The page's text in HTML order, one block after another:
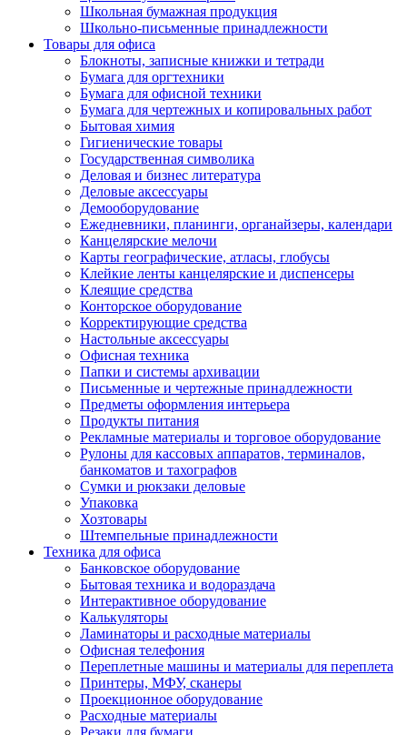
Школьная бумажная продукция
Школьно-письменные принадлежности
Товары для офиса
Блокноты, записные книжки и тетради
Бумага для оргтехники
Бумага для офисной техники
Бумага для чертежных и копировальных работ
Бытовая химия
Гигиенические товары
Государственная символика
Деловая и бизнес литература
Деловые аксессуары
Демооборудование
Ежедневники, планинги, органайзеры, календари
Канцелярские мелочи
Карты географические, атласы, глобусы
Клейкие ленты канцелярские и диспенсеры
Клеящие средства
Конторское оборудование
Корректирующие средства
Настольные аксессуары
Офисная техника
Папки и системы архивации
Письменные и чертежные принадлежности
Предметы оформления интерьера
Продукты питания
Рекламные материалы и торговое оборудование
Рулоны для кассовых аппаратов, терминалов,
банкоматов и тахографов
Сумки и рюкзаки деловые
Упаковка
Хозтовары
Штемпельные принадлежности
Техника для офиса
Банковское оборудование
Бытовая техника и водораздача
Интерактивное оборудование
Калькуляторы
Ламинаторы и расходные материалы
Офисная телефония
Переплетные машины и материалы для переплета
Принтеры, МФУ, сканеры
Проекционное оборудование
Расходные материалы
Резаки для бумаги